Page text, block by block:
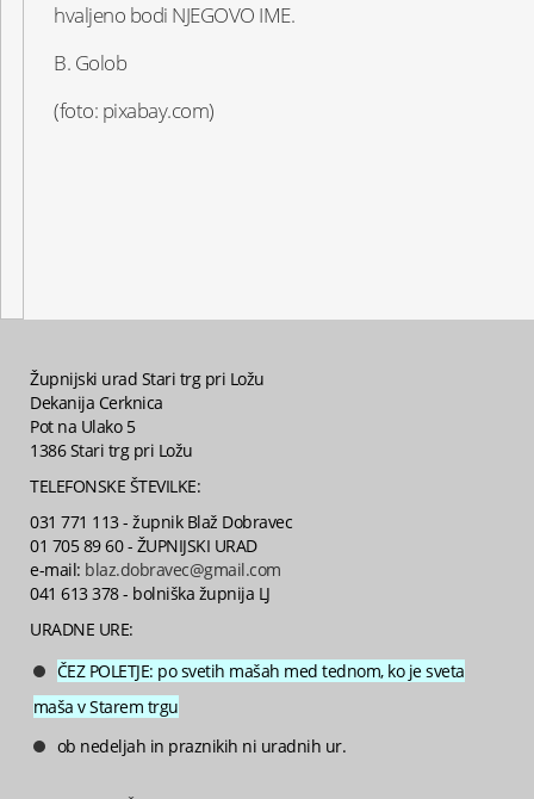
hvaljeno bodi NJEGOVO IME.
B. Golob
(foto: pixabay.com)
Župnijski urad Stari trg pri Ložu
Dekanija Cerknica
Pot na Ulako 5
1386 Stari trg pri Ložu
TELEFONSKE ŠTEVILKE:
031 771 113 - župnik Blaž Dobravec
01 705 89 60 - ŽUPNIJSKI URAD
e-mail: blaz.dobravec@gmail.com
041 613 378 - bolniška župnija LJ
URADNE URE:
ČEZ POLETJE: po svetih mašah med tednom, ko je sveta
maša v Starem trgu
ob nedeljah in praznikih ni uradnih ur.